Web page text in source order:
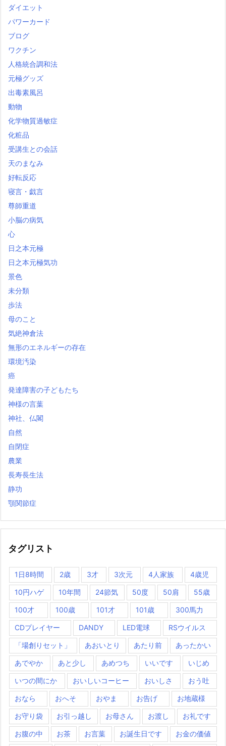
ダイエット
パワーカード
ブログ
ワクチン
人格統合調和法
元極グッズ
出毒素風呂
動物
化学物質過敏症
化粧品
受講生との会話
天のまなみ
好転反応
寝言・戯言
尊師重道
小脳の病気
心
日之本元極
日之本元極気功
景色
未分類
歩法
母のこと
気絶神倉法
無形のエネルギーの存在
環境汚染
癌
発達障害の子どもたち
神様の言葉
神社、仏閣
自然
自閉症
農業
長寿長生法
静功
顎関節症
タグリスト
1日8時間 2歳 3才 3次元 4人家族 4歳児
10円ハゲ 10年間 24節気 50度 50肩 55歳
100才 100歳 101才 101歳 300馬力
CDプレイヤー DANDY LED電球 RSウイルス
「場創りセット」 あおいとり あたり前 あったかい
あでやか あと少し あめつち いいです いじめ
いつの間にか おいしいコーヒー おいしさ おう吐
おなら おへそ おやま お告げ お地蔵様
お守り袋 お引っ越し お母さん お渡し お礼です
お腹の中 お茶 お言葉 お誕生日です お金の価値